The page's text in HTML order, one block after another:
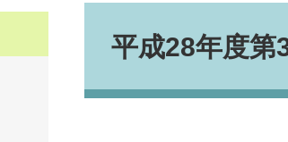
平成28年度第